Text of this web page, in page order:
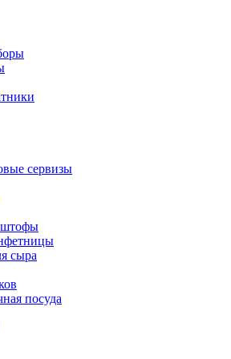
сервизы
штофы
сыра
посуда